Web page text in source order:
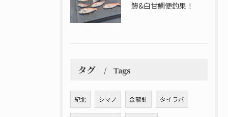
鯵&白甘鯛便釣果！
タグ Tags
紀北 シマノ 金龍針 タイラバ